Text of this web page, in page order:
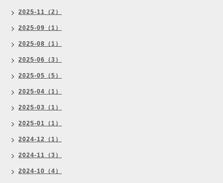
2025-11（2）
2025-09（1）
2025-08（1）
2025-06（3）
2025-05（5）
2025-04（1）
2025-03（1）
2025-01（1）
2024-12（1）
2024-11（3）
2024-10（4）